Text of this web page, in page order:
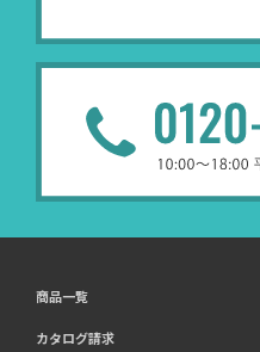
商品一覧
カタログ請求